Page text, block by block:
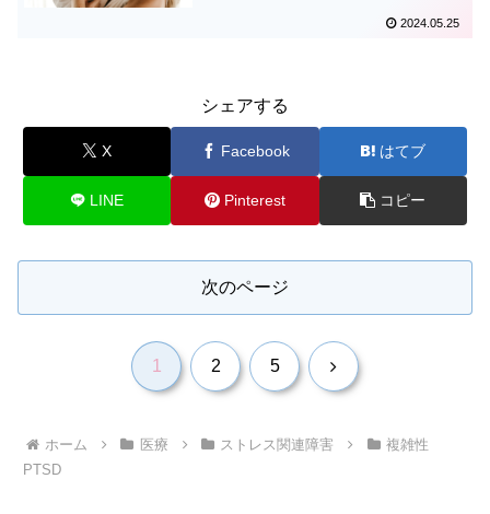
2024.05.25
シェアする
X Facebook はてブ
LINE Pinterest コピー
次のページ
1 2 5 次
ホーム 医療 ストレス関連障害
複雑性
PTSD